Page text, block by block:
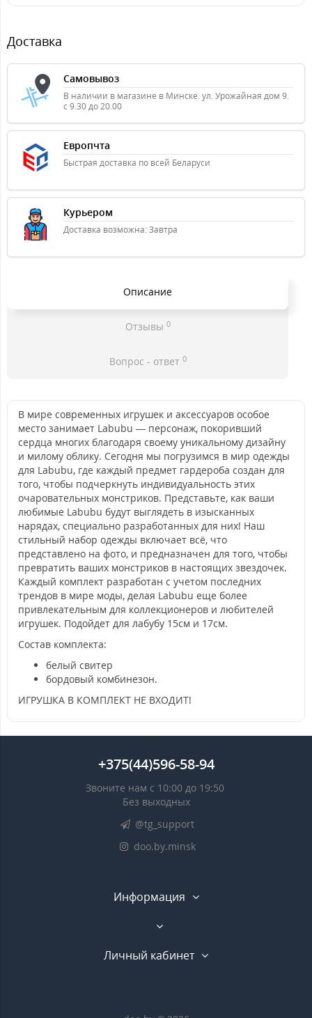
Доставка
Самовывоз
В наличии в магазине в Минске. ул. Урожайная дом 9.
с 9.30 до 20.00
Европчта
Быстрая доставка по всей Беларуси
Курьером
Доставка возможна: Завтра
Описание
Отзывы 0
Вопрос - ответ 0
В мире современных игрушек и аксессуаров особое
место занимает Labubu — персонаж, покоривший
сердца многих благодаря своему уникальному дизайну
и милому облику. Сегодня мы погрузимся в мир одежды
для Labubu, где каждый предмет гардероба создан для
того, чтобы подчеркнуть индивидуальность этих
очаровательных монстриков. Представьте, как ваши
любимые Labubu будут выглядеть в изысканных
нарядах, специально разработанных для них! Наш
стильный набор одежды включает всё, что
представлено на фото, и предназначен для того, чтобы
превратить ваших монстриков в настоящих звездочек.
Каждый комплект разработан с учетом последних
трендов в мире моды, делая Labubu еще более
привлекательным для коллекционеров и любителей
игрушек. Подойдет для лабубу 15см и 17см.
Состав комплекта:
белый свитер
бордовый комбинезон.
ИГРУШКА В КОМПЛЕКТ НЕ ВХОДИТ!
+375(44)596-58-94
Звоните нам с 10:00 до 19:50
Без выходных
@tg_support
doo.by.minsk
Информация
Личный кабинет